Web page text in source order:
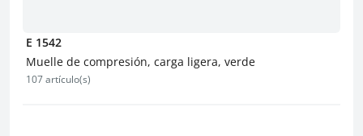
E 1542
Muelle de compresión, carga ligera, verde
107 artículo(s)